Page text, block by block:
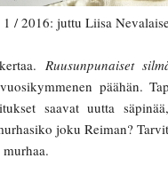
/ 2016: juttu Liisa
Ruusunpunaiset
päähän.
saavat uutta
joku Reiman?